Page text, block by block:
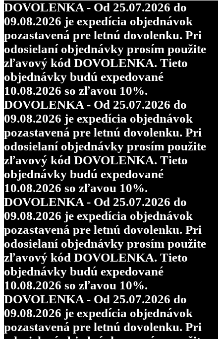
DOVOLENKA - Od 25.07.2026 do
09.08.2026 je expedícia objednávok
pozastavená pre letnú dovolenku. Pri
odosielaní objednávky prosím použite
zľavový kód DOVOLENKA. Tieto
objednávky budú expedované
10.08.2026 so zľavou 10%.
DOVOLENKA - Od 25.07.2026 do
09.08.2026 je expedícia objednávok
pozastavená pre letnú dovolenku. Pri
odosielaní objednávky prosím použite
zľavový kód DOVOLENKA. Tieto
objednávky budú expedované
10.08.2026 so zľavou 10%.
DOVOLENKA - Od 25.07.2026 do
09.08.2026 je expedícia objednávok
pozastavená pre letnú dovolenku. Pri
odosielaní objednávky prosím použite
zľavový kód DOVOLENKA. Tieto
objednávky budú expedované
10.08.2026 so zľavou 10%.
DOVOLENKA - Od 25.07.2026 do
09.08.2026 je expedícia objednávok
pozastavená pre letnú dovolenku. Pri